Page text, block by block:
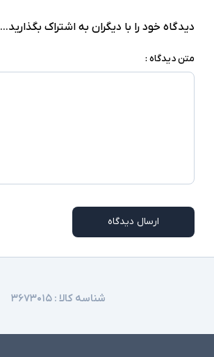
دیدگاه خود را با دیگران به اشتراک بگذارید...
متن دیدگاه :
ارسال دیدگاه
شناسه کالا : ۳۶۷۳۰۱۵